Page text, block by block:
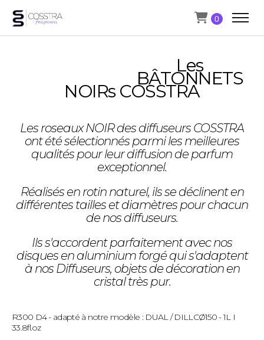
0
a
options
peuvent
sur
la
page
du
produit
Les
BÂTONNETS
NOIRs COSSTRA
Les roseaux NOIR des diffuseurs COSSTRA
ont été sélectionnés parmi les meilleures
qualités pour leur diffusion de parfum
exceptionnel.
Réalisés en rotin naturel, ils se déclinent en
différentes tailles et diamètres pour chacun
de nos diffuseurs.
Ils s'accordent parfaitement avec nos
disques en aluminium forgé qui s'adaptent
à nos Diffuseurs, objets de décoration en
cristal très pur.
R300 D4 - adapté à notre modèle :DUAL / DILLCØ150 - 1L I
33.8fl.oz